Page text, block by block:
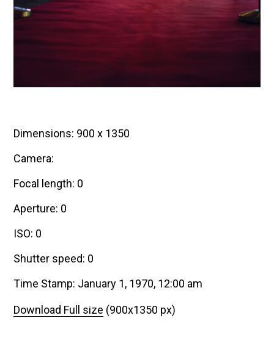
Dimensions: 900 x 1350
Camera:
Focal length: 0
Aperture: 0
ISO: 0
Shutter speed: 0
Time Stamp: January 1, 1970, 12:00 am
Download Full size (900x1350 px)